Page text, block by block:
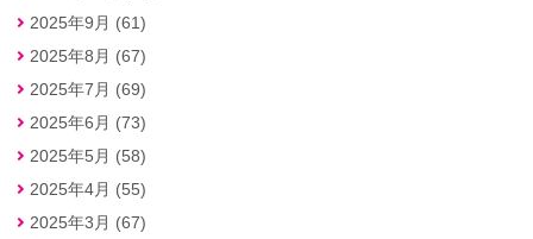
2025年9月 (61)
2025年8月 (67)
2025年7月 (69)
2025年6月 (73)
2025年5月 (58)
2025年4月 (55)
2025年3月 (67)